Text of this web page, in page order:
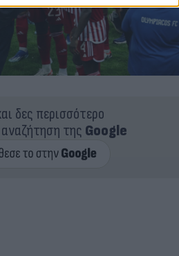
δες περισσότερο
της Google